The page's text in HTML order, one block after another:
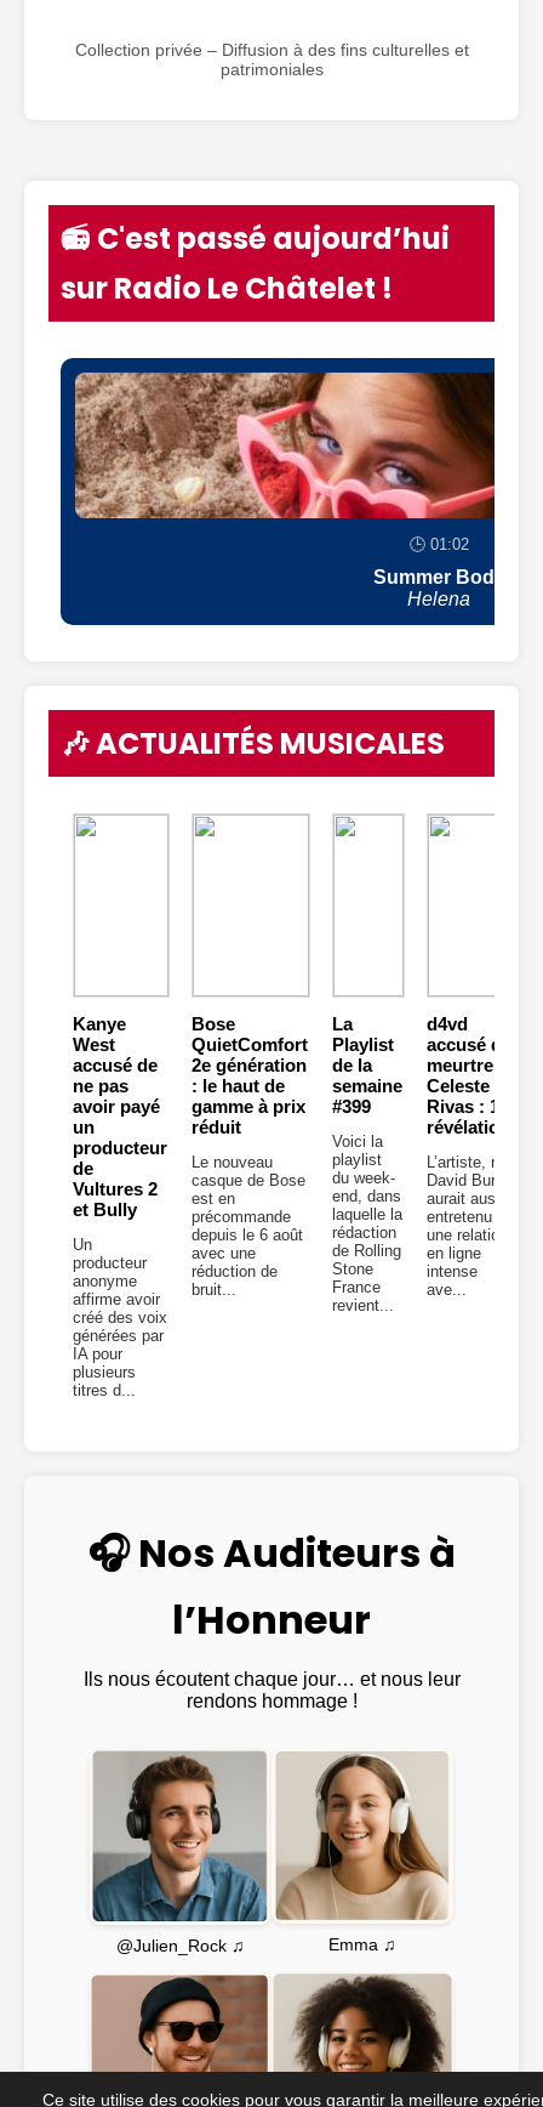
Collection privée – Diffusion à des fins culturelles et
patrimoniales
📻 C'est passé aujourd’hui
sur Radio Le Châtelet !
🕒 01:02
Summer Body
Helena
🎶 ACTUALITÉS MUSICALES
Kanye
West
accusé de
ne pas
avoir payé
un
producteur
de
Vultures 2
et Bully
Un
producteur
anonyme
affirme avoir
créé des voix
générées par
IA pour
plusieurs
titres d...
Bose
QuietComfort
2e génération
: le haut de
gamme à prix
réduit
Le nouveau
casque de Bose
est en
précommande
depuis le 6 août
avec une
réduction de
bruit...
La
Playlist
de la
semaine
#399
Voici la
playlist
du week-
end, dans
laquelle la
rédaction
de Rolling
Stone
France
revient...
d4vd
accusé du
meurtre de
Celeste
Rivas : 10
révélations
L’artiste, né
David Burke,
aurait aussi
entretenu
une relation
en ligne
intense
ave...
🎧 Nos Auditeurs à
l’Honneur
Ils nous écoutent chaque jour… et nous leur
rendons hommage !
@Julien_Rock ♫ Emma ♫
Ce site utilise des cookies pour vous garantir la meilleure